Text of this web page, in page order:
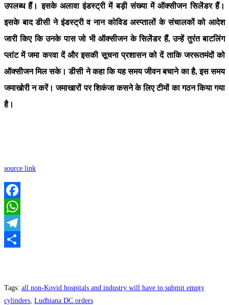
उपलब्ध हैं। इसके अलावा इंडस्ट्री में बड़ी संख्या में ऑक्सीजन सिलेंडर हैं।
इसके बाद डीसी ने इंडस्ट्री व नान कोविड अस्प्तालों के संचालकों को आदेश
जारी किए कि उनके पास जो भी ऑक्सीजन के सिलेंडर हैं, उन्हें तुरंत बाटलिंग
प्लांट में जमा करवा दें और इसकी सूचना प्रशासन को दें ताकि जररूतमंदों को
ऑक्सीजन मिल सके। डीसी ने कहा कि यह समय जीवन बचाने का है, इस समय
जमाखोरी न करें। जमाखारों पर शिकंजा कसने के लिए टीमों का गठन किया गया
है।
source link
Facebook
WhatsApp
Telegram
Tags: all non-Kovid hospitals and industry will have to submit empty
cylinders Ludhiana DC orders